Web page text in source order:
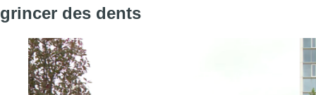
grincer des dents